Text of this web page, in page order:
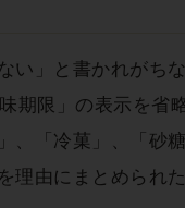
い」と書かれが
期限」の表示を
、「冷菓」、「
由にまとめられ